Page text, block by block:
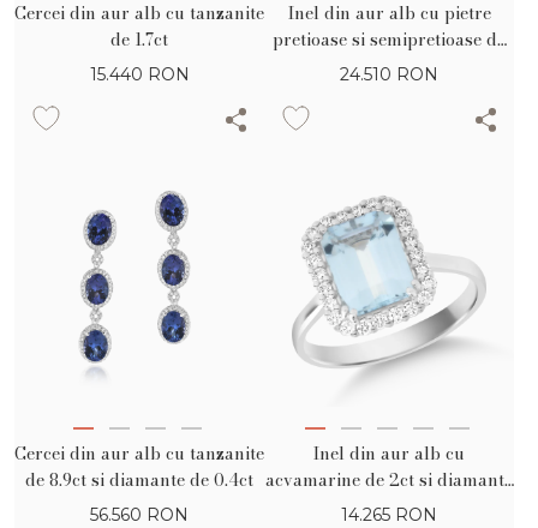
Cercei din aur alb cu tanzanite
de 1.7ct
15.440 RON
Inel din aur alb cu pietre
pretioase si semipretioase de
9.6ct
24.510 RON
Cercei din aur alb cu tanzanite
de 8.9ct si diamante de 0.4ct
56.560 RON
Inel din aur alb cu
acvamarine de 2ct si diamante
de 0.2ct
14.265 RON